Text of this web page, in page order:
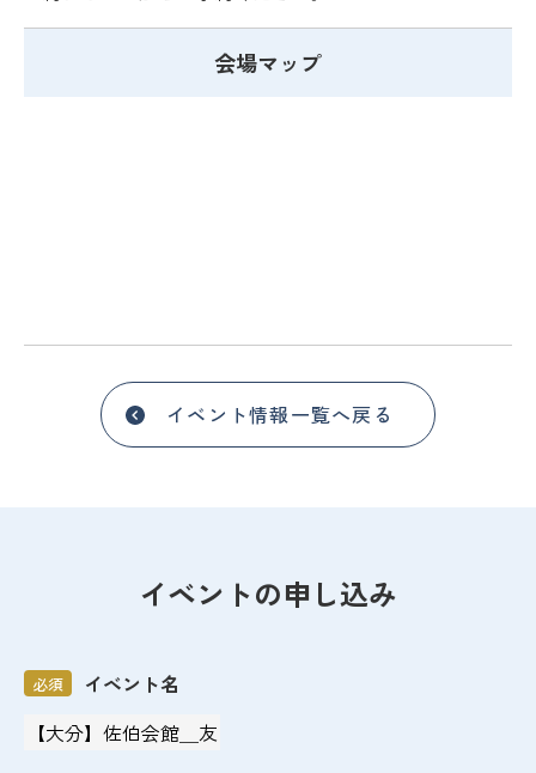
会場マップ
イベント情報一覧へ戻る
イベントの申し込み
イベント名
必須